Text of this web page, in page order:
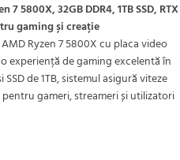
5800X, 32GB DDR4, 1TB SSD, RTX
gaming și creație
Ryzen 7 5800X cu placa video
experiență de gaming excelentă în
SSD de 1TB, sistemul asigură viteze
gameri, streameri și utilizatori